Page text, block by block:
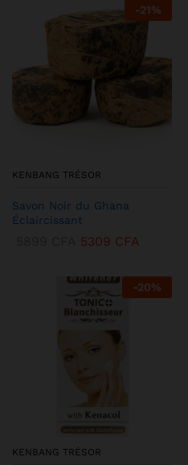
-21%
KENBANG TRÉSOR
Savon Noir du Ghana
Éclaircissant
5309 CFA
-20%
KENBANG TRÉSOR